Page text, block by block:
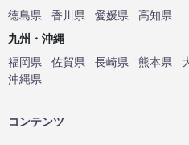
徳島県
香川県 愛媛県
高知県
九州・沖縄
福岡県
佐賀県 長崎県 熊本県
沖縄県
コンテンツ